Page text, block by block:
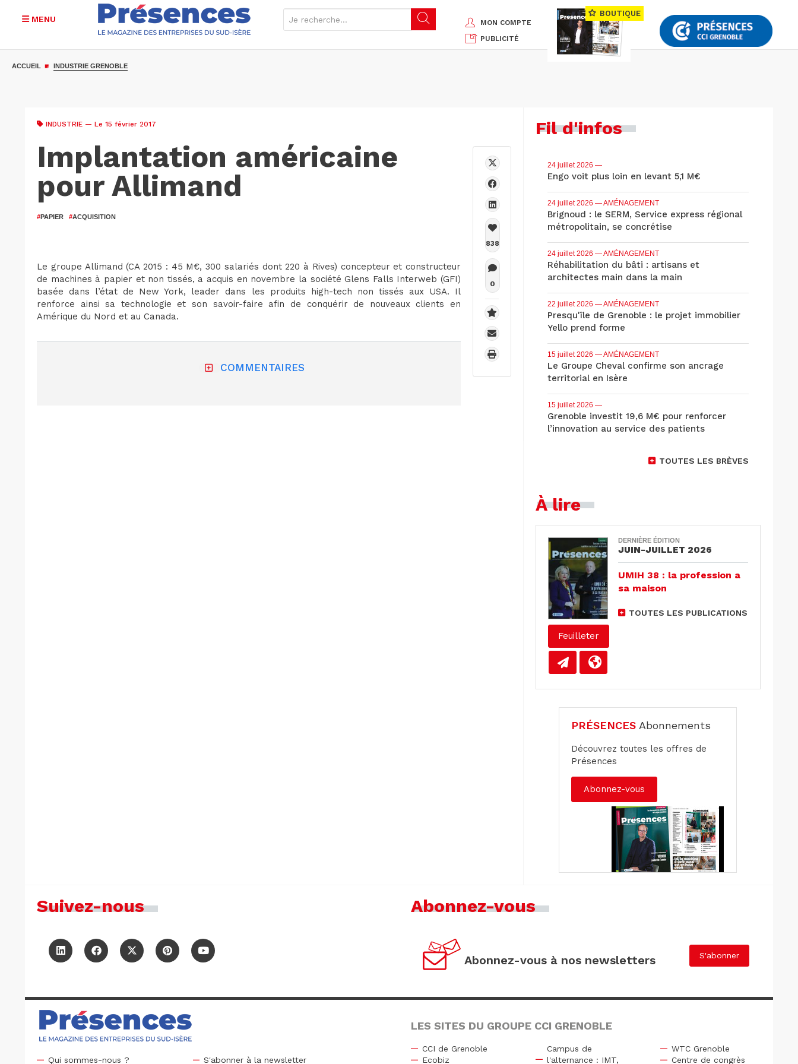
MENU
MON COMPTE
PUBLICITÉ
BOUTIQUE
ACCUEIL INDUSTRIE GRENOBLE
INDUSTRIE — Le 15 février 2017
Implantation américaine
pour Allimand
#PAPIER #ACQUISITION
Le groupe Allimand (CA 2015 : 45 M€, 300 salariés dont 220 à Rives) concepteur et constructeur
de machines à papier et non tissés, a acquis en novembre la société Glens Falls Interweb (GFI)
basée dans l’état de New York, leader dans les produits high-tech non tissés aux USA. Il
renforce ainsi sa technologie et son savoir-faire afin de conquérir de nouveaux clients en
Amérique du Nord et au Canada.
COMMENTAIRES
838
0
Fil d'infos
24 juillet 2026 —
Engo voit plus loin en levant 5,1 M€
24 juillet 2026 — AMÉNAGEMENT
Brignoud : le SERM, Service express régional
métropolitain, se concrétise
24 juillet 2026 — AMÉNAGEMENT
Réhabilitation du bâti : artisans et
architectes main dans la main
22 juillet 2026 — AMÉNAGEMENT
Presqu'île de Grenoble : le projet immobilier
Yello prend forme
15 juillet 2026 — AMÉNAGEMENT
Le Groupe Cheval confirme son ancrage
territorial en Isère
15 juillet 2026 —
Grenoble investit 19,6 M€ pour renforcer
l’innovation au service des patients
TOUTES LES BRÈVES
À lire
Feuilleter
DERNIÈRE ÉDITION
JUIN-JUILLET 2026
UMIH 38 : la profession a
sa maison
TOUTES LES PUBLICATIONS
PRÉSENCES Abonnements
Découvrez toutes les offres de
Présences
Abonnez-vous
Suivez-nous Abonnez-vous
Abonnez-vous à nos newsletters S'abonner
Qui sommes-nous ? S'abonner à la newsletter
LES SITES DU GROUPE CCI GRENOBLE
CCI de Grenoble
Ecobiz
Campus de
l'alternance : IMT,
WTC Grenoble
Centre de congrès